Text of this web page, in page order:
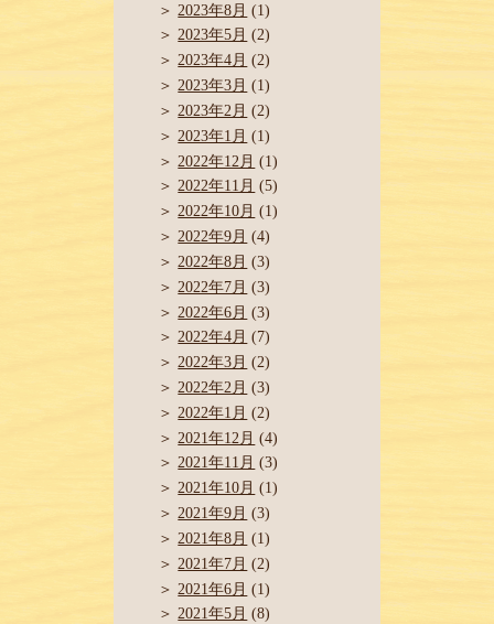
2023年8月 (1)
2023年5月 (2)
2023年4月 (2)
2023年3月 (1)
2023年2月 (2)
2023年1月 (1)
2022年12月 (1)
2022年11月 (5)
2022年10月 (1)
2022年9月 (4)
2022年8月 (3)
2022年7月 (3)
2022年6月 (3)
2022年4月 (7)
2022年3月 (2)
2022年2月 (3)
2022年1月 (2)
2021年12月 (4)
2021年11月 (3)
2021年10月 (1)
2021年9月 (3)
2021年8月 (1)
2021年7月 (2)
2021年6月 (1)
2021年5月 (8)